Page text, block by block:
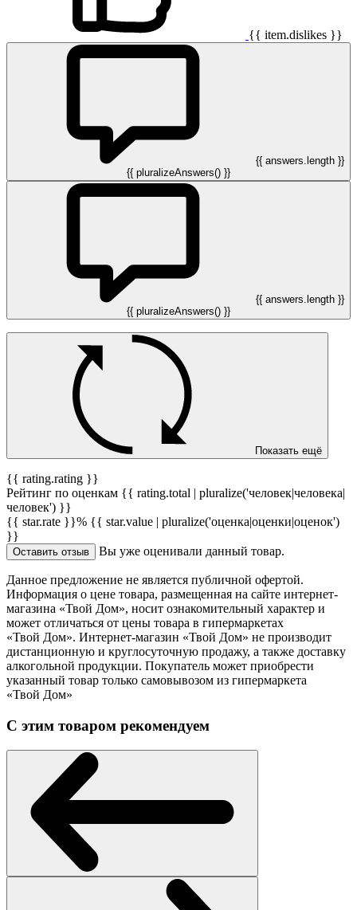
{{ item.dislikes }}
{{ answers.length }}
{{ pluralizeAnswers() }}
{{ answers.length }}
{{ pluralizeAnswers() }}
Показать ещё
{{ rating.rating }}
Рейтинг по оценкам {{ rating.total | pluralize('человек|человека|
человек') }}
{{ star.rate }}% {{ star.value | pluralize('оценка|оценки|оценок')
}}
Оставить отзыв Вы уже оценивали данный товар.
Данное предложение не является публичной офертой.
Информация о цене товара, размещенная на сайте интернет-
магазина «Твой Дом», носит ознакомительный характер и
может отличаться от цены товара в гипермаркетах
«Твой Дом». Интернет-магазин «Твой Дом» не производит
дистанционную и круглосуточную продажу, а также доставку
алкогольной продукции. Покупатель может приобрести
указанный товар только самовывозом из гипермаркета
«Твой Дом»
С этим товаром рекомендуем